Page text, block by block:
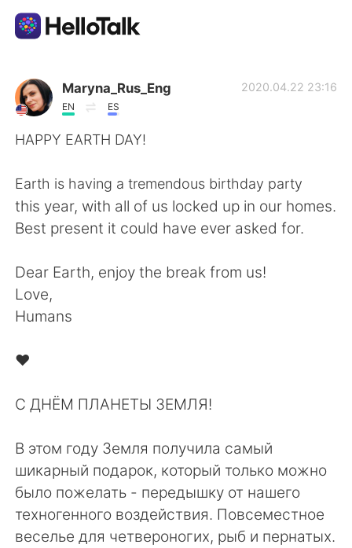
Aplicativo de troca de idioma
AI Grammar Checker
English 简体中文
繁體中文 Español
العربية
한국어 Русский
Italiano Türkçe
Tiếng Việt
Maryna_Rus_Eng
EN ES
2020.04.22 23:16
HAPPY EARTH DAY!⁠
Earth is having a tremendous birthday party
this year, with all of us locked up in our homes.
Best present it could have ever asked for. ⁠
Dear Earth, enjoy the break from us!⁠
Love, ⁠
Humans⁠
❤️⁠
С ДНЁМ ПЛАНЕТЫ ЗЕМЛЯ!⁠
В этом году Земля получила самый
шикарный подарок, который только можно
было пожелать - передышку от нашего
техногенного воздействия. Повсеместное
веселье для четвероногих, рыб и пернатых.⁠